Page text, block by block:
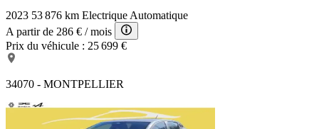
2023 53 876 km Electrique Automatique
A partir de 286 € / mois
Prix du véhicule : 25 699 €
34070 - MONTPELLIER